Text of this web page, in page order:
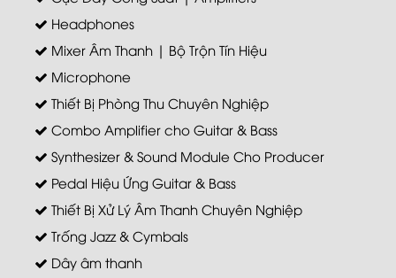
Headphones
Mixer Âm Thanh | Bộ Trộn Tín Hiệu
Microphone
Thiết Bị Phòng Thu Chuyên Nghiệp
Combo Amplifier cho Guitar & Bass
Synthesizer & Sound Module Cho Producer
Pedal Hiệu Ứng Guitar & Bass
Thiết Bị Xử Lý Âm Thanh Chuyên Nghiệp
Trống Jazz & Cymbals
Dây âm thanh